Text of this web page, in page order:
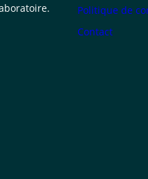
Politique de
Contact